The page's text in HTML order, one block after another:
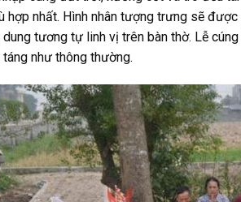
nhất. Hình nhân tượng trưng sẽ
tương tự linh vị trên bàn thờ. Lễ
như thông thường.